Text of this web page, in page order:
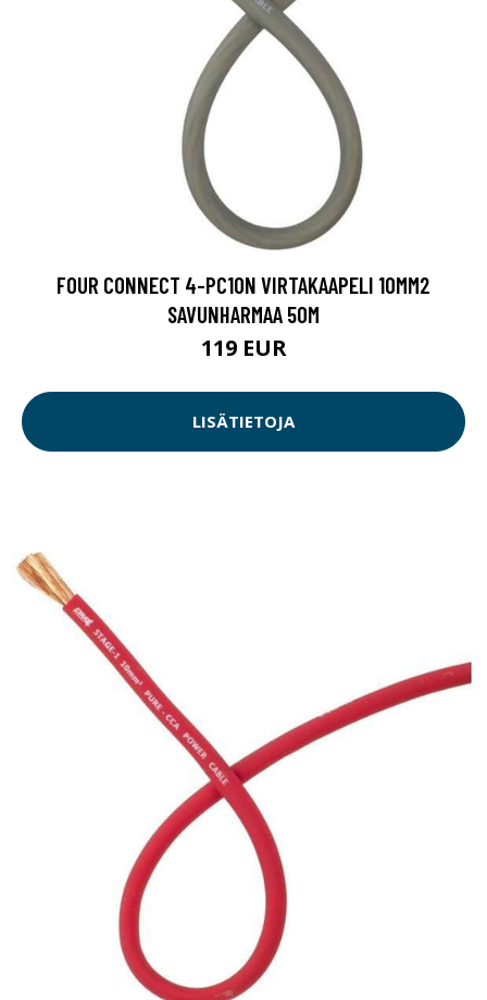
FOUR CONNECT 4-PC10N VIRTAKAAPELI 10MM2
SAVUNHARMAA 50M
119 EUR
LISÄTIETOJA